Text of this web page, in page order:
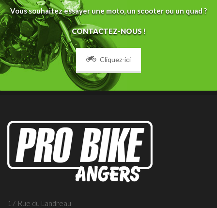
Vous souhaitez essayer une moto, un scooter ou un quad ?
CONTACTEZ-NOUS !
Cliquez-ici
17 Rue du Landreau